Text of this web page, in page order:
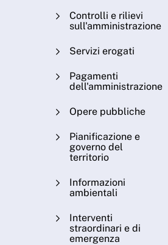
Controlli e rilievi
sull'amministrazione
Servizi erogati
Pagamenti
dell'amministrazione
Opere pubbliche
Pianificazione e
governo del
territorio
Informazioni
ambientali
Interventi
straordinari e di
emergenza